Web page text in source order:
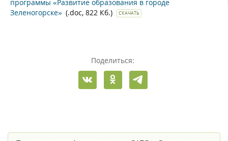
программы «Развитие образования в городе
Зеленогорске» (.doc, 822 Кб.) СКАЧАТЬ
Поделиться: